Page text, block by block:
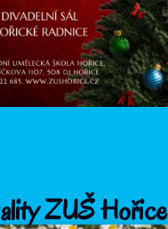
ZUŠ Hořice